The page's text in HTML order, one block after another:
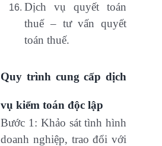
Dịch vụ quyết toán
thuế – tư vấn quyết
toán thuế.
Quy trình cung cấp dịch
vụ kiểm toán độc lập
Bước 1: Khảo sát tình hình
doanh nghiệp, trao đổi với